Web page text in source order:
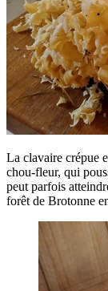
La clavaire crépue
chou-fleur, qui
peut parfois
forêt de Brotonne